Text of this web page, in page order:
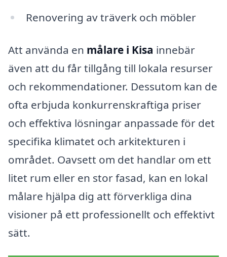
Renovering av träverk och möbler
Att använda en målare i Kisa innebär
även att du får tillgång till lokala resurser
och rekommendationer. Dessutom kan de
ofta erbjuda konkurrenskraftiga priser
och effektiva lösningar anpassade för det
specifika klimatet och arkitekturen i
området. Oavsett om det handlar om ett
litet rum eller en stor fasad, kan en lokal
målare hjälpa dig att förverkliga dina
visioner på ett professionellt och effektivt
sätt.